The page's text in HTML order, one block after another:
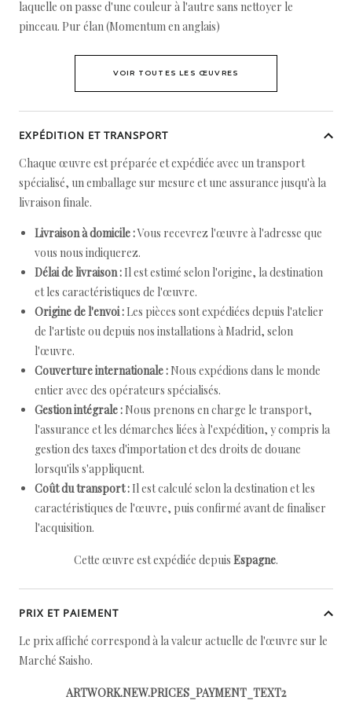
laquelle on passe d'une couleur à l'autre sans nettoyer le
pinceau. Pur élan (Momentum en anglais)
VOIR TOUTES LES ŒUVRES
EXPÉDITION ET TRANSPORT
Chaque œuvre est préparée et expédiée avec un transport
spécialisé, un emballage sur mesure et une assurance jusqu'à la
livraison finale.
Livraison à domicile :Vous recevrez l'œuvre à l'adresse que
vous nous indiquerez.
Délai de livraison : Il est estimé selon l'origine, la destination
et les caractéristiques de l'œuvre.
Origine de l'envoi : Les pièces sont expédiées depuis l'atelier
de l'artiste ou depuis nos installations à Madrid, selon
l'œuvre.
Couverture internationale : Nous expédions dans le monde
entier avec des opérateurs spécialisés.
Gestion intégrale : Nous prenons en charge le transport,
l'assurance et les démarches liées à l'expédition, y compris la
gestion des taxes d'importation et des droits de douane
lorsqu'ils s'appliquent.
Coût du transport : Il est calculé selon la destination et les
caractéristiques de l'œuvre, puis confirmé avant de finaliser
l'acquisition.
Cette œuvre est expédiée depuis Espagne.
PRIX ET PAIEMENT
Le prix affiché correspond à la valeur actuelle de l'œuvre sur le
Marché Saisho.
ARTWORK.NEW.PRICES_PAYMENT_TEXT2